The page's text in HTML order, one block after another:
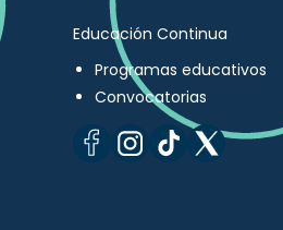
Educación Continua
Programas educativos
Convocatorias